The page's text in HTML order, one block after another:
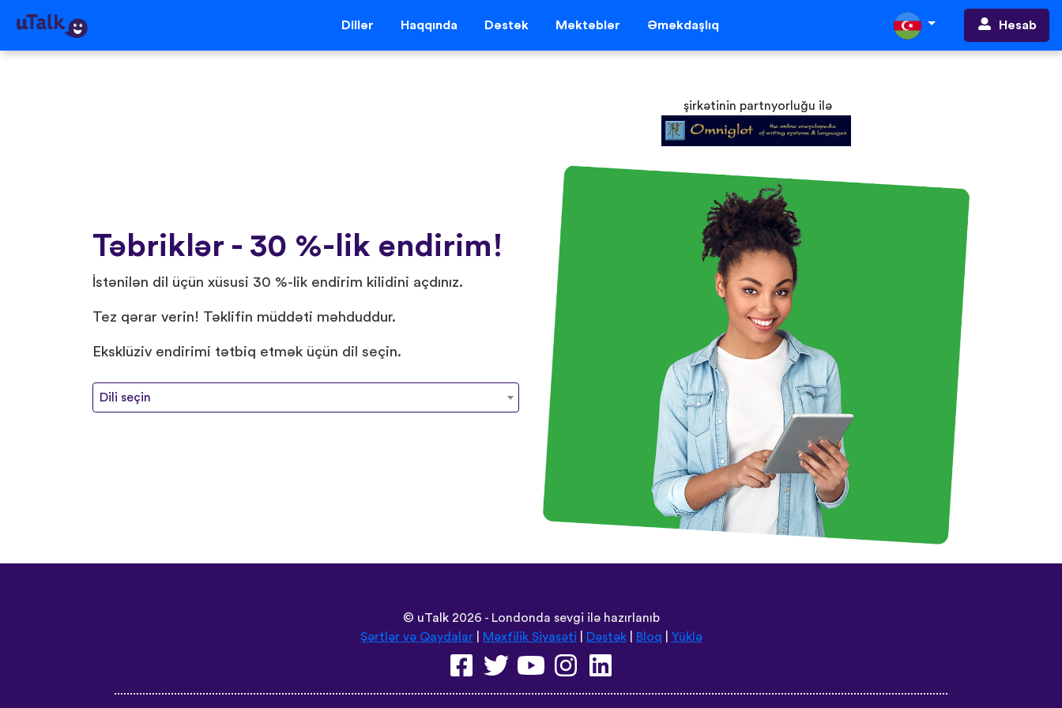
Dillər Haqqında Dəstək Məktəblər Əməkdaşlıq Hesab
Təbriklər - 30 %-lik endirim!
İstənilən dil üçün xüsusi 30 %-lik endirim kilidini açdınız.
Tez qərar verin! Təklifin müddəti məhduddur.
Eksklüziv endirimi tətbiq etmək üçün dil seçin.
Dili seçin
şirkətinin partnyorluğu ilə
© uTalk2026 - Londonda sevgi ilə hazırlanıb
Şərtlər və Qaydalar| Məxfilik Siyasəti Dəstək| Bloq Yüklə